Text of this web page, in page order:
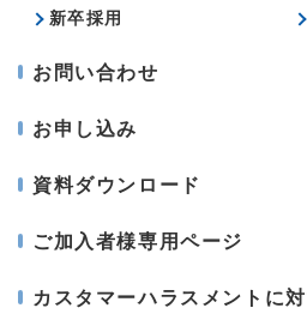
新卒採用
お問い合わせ
お申し込み
資料ダウンロード
ご加入者様専用ページ
カスタマーハラスメントに